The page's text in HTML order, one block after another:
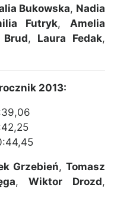
Bukowska, Nadia
Futryk, Amelia
, Laura Fedak,
2013:
Grzebień, Tomasz
,Wiktor Drozd,